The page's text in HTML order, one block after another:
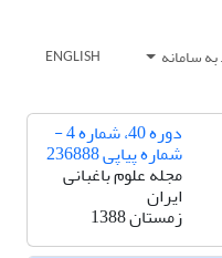
سامانه ENGLISH
دوره 40، شماره 4 -
شماره پیاپی 236888
مجله علوم باغبانی
ایران
زمستان 1388